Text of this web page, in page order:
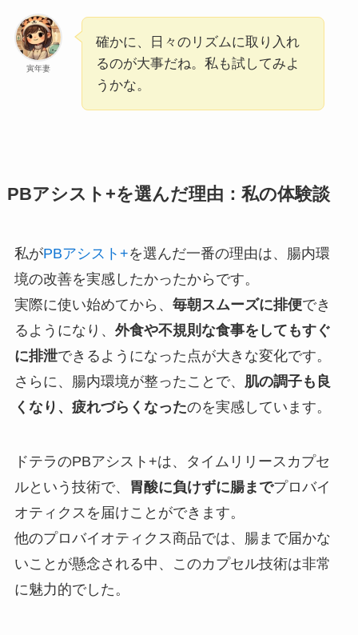
寅年妻
確かに、日々のリズムに取り入れ
るのが大事だね。私も試してみよ
うかな。
PBアシスト+を選んだ理由：私の体験談
私がPBアシスト+を選んだ一番の理由は、腸内環
境の改善を実感したかったからです。
実際に使い始めてから、 毎朝スムーズに排便でき
るようになり、 外食や不規則な食事をしてもすぐ
に排泄できるようになった点が大きな変化です。
さらに、腸内環境が整ったことで、 肌の調子も良
くなり、疲れづらくなったのを実感しています。
ドテラのPBアシスト+は、タイムリリースカプセ
ルという技術で、
胃酸に負けずに腸までプロバイ
オティクスを届けことができます。
他のプロバイオティクス商品では、腸まで届かな
いことが懸念される中、このカプセル技術は非常
に魅力的でした。